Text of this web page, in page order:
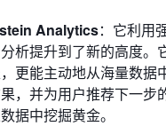
Analytics：它利用
析提升到了新的高度。
更能主动地从海量数据
，并为用户推荐下一步
据中挖掘黄金。